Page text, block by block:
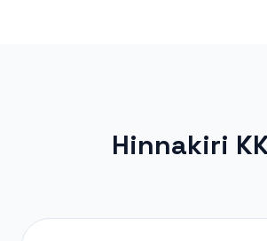
Hinnakiri